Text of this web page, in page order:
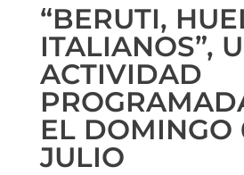
“BERUTI,
ITALIANOS”,
ACTIVIDAD
EL DOMINGO
JULIO